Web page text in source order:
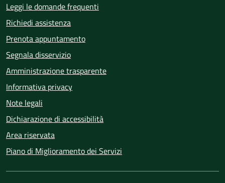
Leggi le domande frequenti
Richiedi assistenza
Prenota appuntamento
Segnala disservizio
Amministrazione trasparente
Informativa privacy
Note legali
Dichiarazione di accessibilità
Area riservata
Piano di Miglioramento dei Servizi